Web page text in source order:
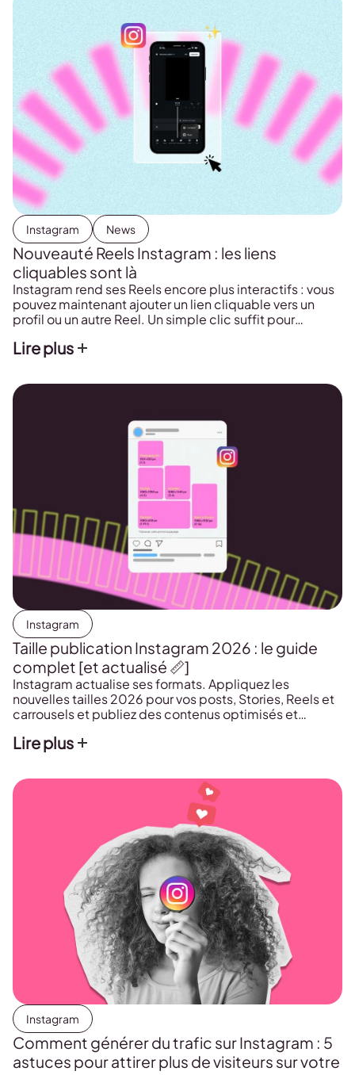
Instagram News
Nouveauté Reels Instagram : les liens
cliquables sont là
Instagram rend ses Reels encore plus interactifs : vous
pouvez maintenant ajouter un lien cliquable vers un
profil ou un autre Reel. Un simple clic suffit pour
spectateurs.
Lire plus
Instagram
Taille publication Instagram 2026 : le guide
complet [et actualisé 📏]
Instagram actualise ses formats. Appliquez les
nouvelles tailles 2026 pour vos posts, Stories, Reels et
carrousels et publiez des contenus optimisés et
Lire plus
Instagram
Comment générer du trafic sur Instagram : 5
astuces pour attirer plus de visiteurs sur votre